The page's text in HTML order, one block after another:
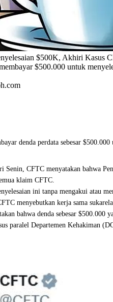
$500K, Akhiri Kasus
$500.000 untuk
denda perdata sebesar
Senin, CFTC menyatakan bahwa
klaim CFTC.
ini tanpa mengakui atau
menyebutkan kerja sama
bahwa denda sebesar
paralel Departemen Kehakiman